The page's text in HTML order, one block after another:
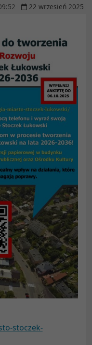
:52 22 wrzesień 2025
stoczek-